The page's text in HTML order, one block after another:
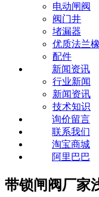
电动闸阀
阀门井
堵漏器
优质法兰
配件
新闻资讯
行业新闻
新闻资讯
技术知识
询价留言
联系我们
淘宝商城
阿里巴巴
带锁闸阀厂家